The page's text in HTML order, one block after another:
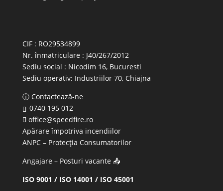
CIF : RO29534899
Nr. înmatriculare : J40/267/2012
Sediu social : Nicodim 16, Bucuresti
Sediu operativ: Industriilor 70, Chiajna
ⓘ Contactează-ne
0740 195 012
office@speedfire.ro
Apărare împotriva incendiilor
ANPC– Protecția Consumatorilor
Angajare – Posturi vacante📤
ISO 9001 / ISO 14001 / ISO 45001